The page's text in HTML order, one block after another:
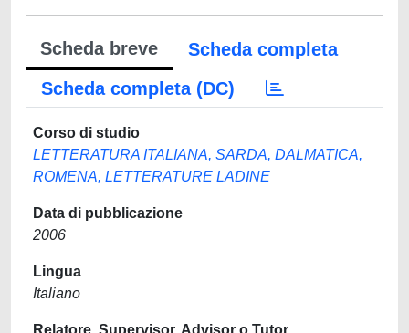
Scheda breve
Scheda completa
Scheda completa (DC)
Corso di studio
LETTERATURA ITALIANA, SARDA, DALMATICA,
ROMENA, LETTERATURE LADINE
Data di pubblicazione
2006
Lingua
Italiano
Relatore, Supervisor, Advisor o Tutor